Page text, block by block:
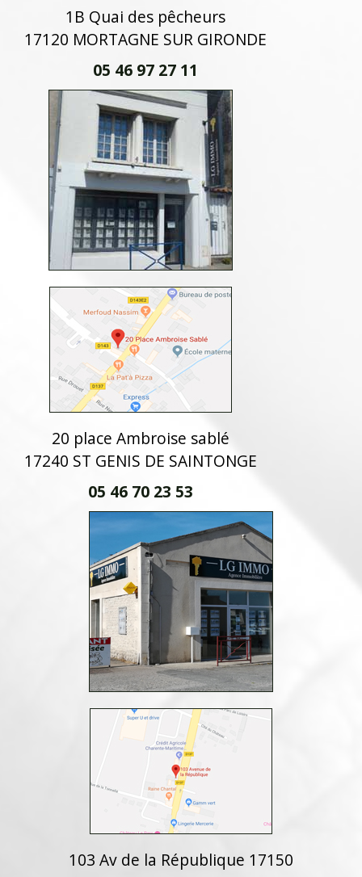
1B Quai des pêcheurs
17120 MORTAGNE SUR GIRONDE
05 46 97 27 11
20 place Ambroise sablé
17240 ST GENIS DE SAINTONGE
05 46 70 23 53
103 Av de la République 17150